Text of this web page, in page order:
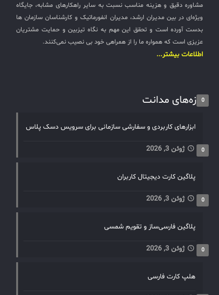
مشاوره دقیق و هزینه مناسب نسبت به سایر راهکارهای مشابه، جایگاه
ویژه‌ای در بین مدیران ارشد، مدیران انفورماتیک و کارشناسان سازمان ها
بدست آورده است و تحقق این مهم به نگاه تیزبین و حمایت مشتریان
عزیزی است که همواره ما را از همراهی خود بی نصیب نمی‌کنند.
اطلاعات بیشتر...
تازه‌های مدانت0
ابزارهای کاربردی و سفارشی سازمانی برای سرویس دسک پلاس
ژوئن 3, 2026 0
پلاگین کارت دیجیتال کاربران
ژوئن 3, 2026 0
پلاگین فارسی‌ساز و تقویم شمسی
ژوئن 3, 2026 0
هلپ کارت فارسی